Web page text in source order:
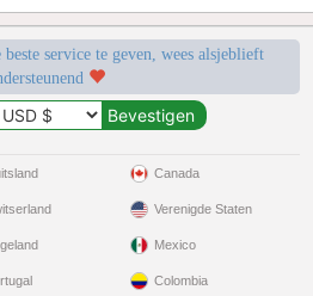
service te geven, wees alsjeblieft
Canada
Verenigde Staten
Mexico
Colombia